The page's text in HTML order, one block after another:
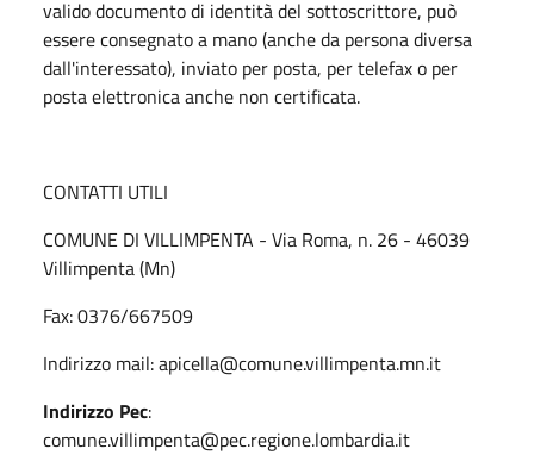
valido documento di identità del sottoscrittore, può
essere consegnato a mano (anche da persona diversa
dall'interessato), inviato per posta, per telefax o per
posta elettronica anche non certificata.
CONTATTI UTILI
COMUNE DI VILLIMPENTA - Via Roma, n. 26 - 46039
Villimpenta (Mn)
Fax: 0376/667509
Indirizzo mail: apicella@comune.villimpenta.mn.it
Indirizzo Pec:
comune.villimpenta@pec.regione.lombardia.it